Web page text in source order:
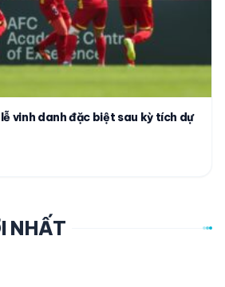
vinh danh đặc biệt sau kỳ tích dự
NHẤT